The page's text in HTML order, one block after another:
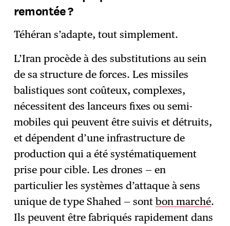
remontée ?
Téhéran s’adapte, tout simplement.
L’Iran procède à des substitutions au sein
de sa structure de forces. Les missiles
balistiques sont coûteux, complexes,
nécessitent des lanceurs fixes ou semi-
mobiles qui peuvent être suivis et détruits,
et dépendent d’une infrastructure de
production qui a été systématiquement
prise pour cible. Les drones — en
particulier les systèmes d’attaque à sens
unique de type Shahed — sontbon marché.
Ils peuvent être fabriqués rapidement dans